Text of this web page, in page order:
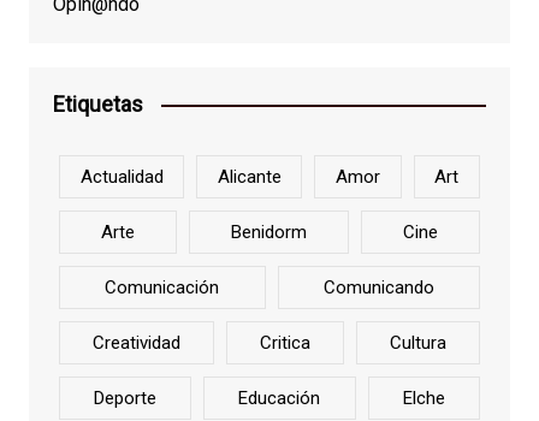
Etiquetas
Actualidad Alicante Amor Art
Arte Benidorm Cine
Comunicación Comunicando
Creatividad Critica Cultura
Deporte Educación Elche